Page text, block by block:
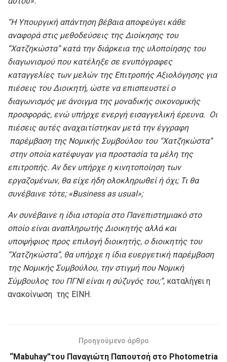
“Η Υπουργική απάντηση βέβαια αποφεύγει κάθε
αναφορά στις μεθοδεύσεις της Διοίκησης του
“Χατζηκώστα”κατά την διάρκεια της υλοποίησης του
διαγωνισμού που κατέληξε σε ενυπόγραφες
καταγγελίες των μελών της Επιτροπής Αξιολόγησης για
πιέσεις του Διοικητή, ώστε να επισπευστεί ο
διαγωνισμός με άνοιγμα της μοναδικής οικονομικής
προσφοράς, ενώ υπήρχε ενεργή εισαγγελική έρευνα. Οι
πιέσεις αυτές αναχαιτίστηκαν μετά την έγγραφη
παρέμβαση της Νομικής Συμβούλου του “Χατζηκώστα”
στην οποία κατέφυγαν για προστασία τα μέλη της
επιτροπής. Αν δεν υπήρχε η κινητοποίηση των
εργαζομένων, θα είχε ήδη ολοκληρωθεί ή όχι; Τι θα
συνέβαινε τότε; «Business as usual»;
Αν συνέβαινε η ίδια ιστορία στο Πανεπιστημιακόστο
οποίο είναι αναπληρωτής Διοικητής αλλά και
υποψήφιος προς επιλογή διοικητής, ο διοικητής του
“Χατζηκώστα”, θα υπήρχε η ίδια ευεργετική παρέμβαση
της Νομικής Συμβούλου, την στιγμή που Νομική
Σύμβουλος του ΠΓΝΙ είναι η σύζυγός του;”, καταλήγει η
ανακοίνωση της ΕΙΝΗ.
Προηγούμενο άρθρο
“Mabuhay”του Παναγιώτη Παπουτσή στο Photometria